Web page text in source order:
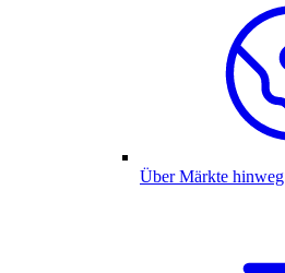
Über Märkte hinweg